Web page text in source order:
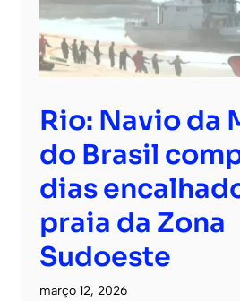
Rio: Navio da
do Brasil
dias
praia da Zona
Sudoeste
março 12, 2026